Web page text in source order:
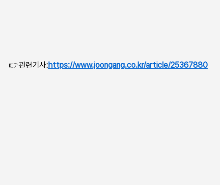
👉관련기사:https://www.joongang.co.kr/article/25367880